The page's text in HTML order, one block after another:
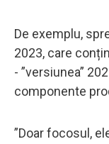
De exemplu,
2023, care
- ”versiunea”
componente
”Doar focosul,